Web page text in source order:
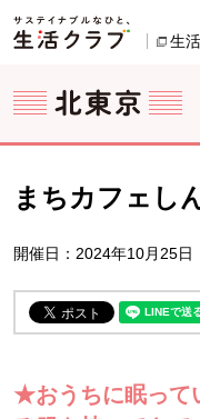
ページの先頭です。
生
ここからサイト内共通メ
サイト内共通メニューを
サイト内共通メニューこ
まちカフェし
開催日：2024年10月25日
★おうちに眠って